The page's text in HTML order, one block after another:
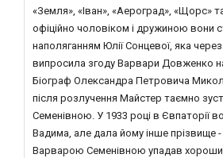
«Земля», «Іван», «Аероград», «Щорс»
офіційно чоловіком і дружиною вони
наполяганням Юлії Сонцевої, яка
випросила згоду Варвари Довженко
Біограф Олександра Петровича
після розлучення Майстер таємно
Семенівною. У 1933 році в Євпаторії
Вадима, але дала йому інше прізвище
Варварою Семенівною упадав хороший